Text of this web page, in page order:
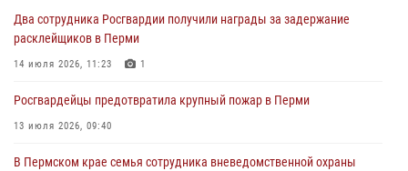
юных спортсменов
03 августа 2026, 10:59
30 июля 2026, 05:19
богослужении в Перми
Два сотрудника Росгвардии получили награды за задержание
расклейщиков в Перми
14 июля 2026, 11:23 1
Росгвардейцы предотвратила крупный пожар в Перми
13 июля 2026, 09:40
В Пермском крае семья сотрудника вневедомственной охраны